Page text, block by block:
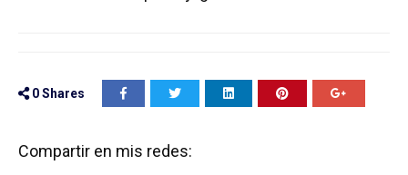
0Shares
Compartir en mis redes: